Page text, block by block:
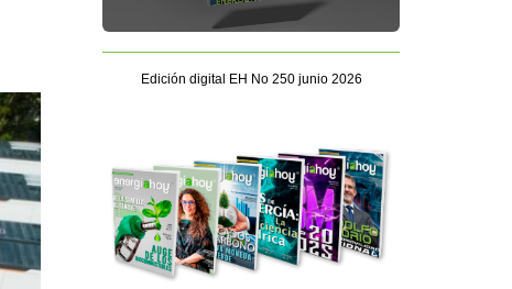
Edición digital EH No 250 junio 2026